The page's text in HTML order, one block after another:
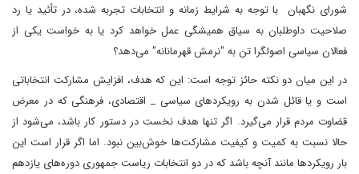
شورای نگهبان با توجه به شرایط زمانه و انتخابات تجربه شده، در تأئید یا رد
صلاحیت داوطلبان به سیاق همیشگی عمل خواهد کرد یا به خواست یکی از
فعالان سیاسی اصولگرا تن به "نرمش قهرمانانه" می‌دهد؟
در این میان دو نکته حائز توجه است: این که هدف، افزایش مشارکت انتخاباتی
است و یا قائل شدن به رویکردهای سیاسی _ اقتصادی، فرهنگی که در معرض
قضاوت مردم قرار می‌گیرد. اگر تنها هدف نخست در دستور کار باشد، می‌شود از
حالا نسبت به کمیت و کیفیت مشارکت‌ها خوش‌بین نبود. اما اگر قرار است این
بار رویکردها مانند آنچه باشد که در دو انتخابات ریاست جمهوری دوره‌های یازدهم